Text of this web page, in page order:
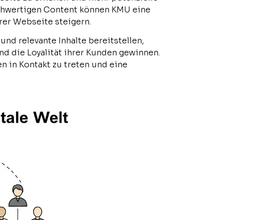
Content können KMU eine
Webseite steigern.
relevante Inhalte bereitstellen,
die Loyalität ihrer Kunden gewinnen.
in Kontakt zu treten und eine